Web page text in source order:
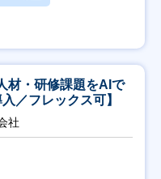
材・研修課題をAIで
／フレックス可】
社